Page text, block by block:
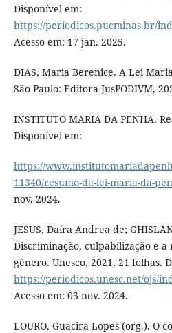
Disponível em:
https://periodicos.pucminas.br/
Acesso em: 17 jan. 2025.
DIAS, Maria Berenice. A Lei
São Paulo: Editora JusPODIVM,
INSTITUTO MARIA DA PENHA.
Disponível em:
https://
11340/resumo-da-lei-maria-da-
nov. 2024.
JESUS, Daíra Andrea de;
Discriminação, culpabilização e
gênero. Unesco, 2021, 21 folhas.
https://periodicos.unesc.net/ojs/
Acesso em: 03 nov. 2024.
LOURO, Guacira Lopes (org.). O